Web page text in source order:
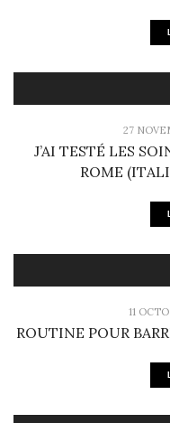
27
J’AI TESTÉ LES
ROME
11
ROUTINE POUR